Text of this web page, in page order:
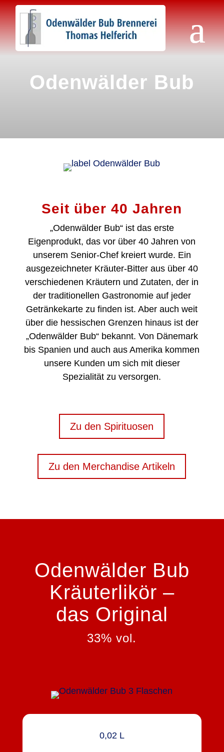
Odenwälder Bub
Seit über 40 Jahren
„Odenwälder Bub“ ist das erste
Eigenprodukt, das vor über 40 Jahren von
unserem Senior-Chef kreiert wurde. Ein
ausgezeichneter Kräuter-Bitter aus über 40
verschiedenen Kräutern und Zutaten, der in
der traditionellen Gastronomie auf jeder
Getränkekarte zu finden ist. Aber auch weit
über die hessischen Grenzen hinaus ist der
„Odenwälder Bub“ bekannt. Von Dänemark
bis Spanien und auch aus Amerika kommen
unsere Kunden um sich mit dieser
Spezialität zu versorgen.
Zu den Spirituosen
Zu den Merchandise Artikeln
Odenwälder Bub
Kräuterlikör –
das Original
33% vol.
0,02 L